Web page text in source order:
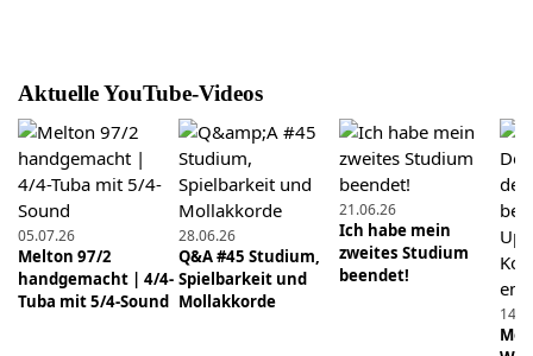
01.03.2020
Zwei Übungen: So habe ich es geschafft, viel höher
zu spielen.
01.01.2023
Was wir aus der BWL lernen können
01.12.2019
Aktuelle YouTube-Videos
05.07.26
Melton 97/2
handgemacht | 4/4-
Tuba mit 5/4-Sound
28.06.26
Q&A #45 Studium,
Spielbarkeit und
Mollakkorde
21.06.26
Ich habe mein
zweites Studium
beendet!